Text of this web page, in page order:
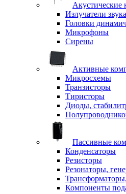
Акустические
Излучатели звука
Головки
Микрофоны
Сирены
Активные
Микросхемы
Транзисторы
Тиристоры
Диоды,
Пассивные
Конденсаторы
Резисторы
Резонаторы,
Компоненты